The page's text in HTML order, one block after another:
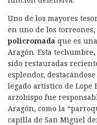
Uno de los mayores
en uno de los
policromada que es
Aragón. Esta
sido restauradas
esplendor,
legado artístico de Lope
arzobispo fue
Aragón, como la
capilla de San Miguel